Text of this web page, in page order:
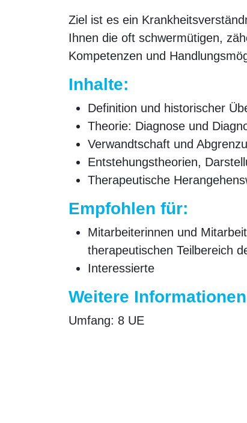
Ziel ist es ein
Ihnen die oft schwermütigen,
Kompetenzen und
Inhalte:
Definition und historischer
Theorie: Diagnose und
Verwandtschaft und
Entstehungstheorien,
Therapeutische
Empfohlen für:
Mitarbeiterinnen und
therapeutischen Teilbereich
Interessierte
Weitere
Umfang: 8 UE